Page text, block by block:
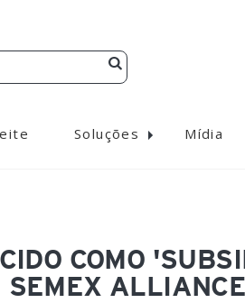
Soluções Mídia
COMO
SEMEX ALLIANCE